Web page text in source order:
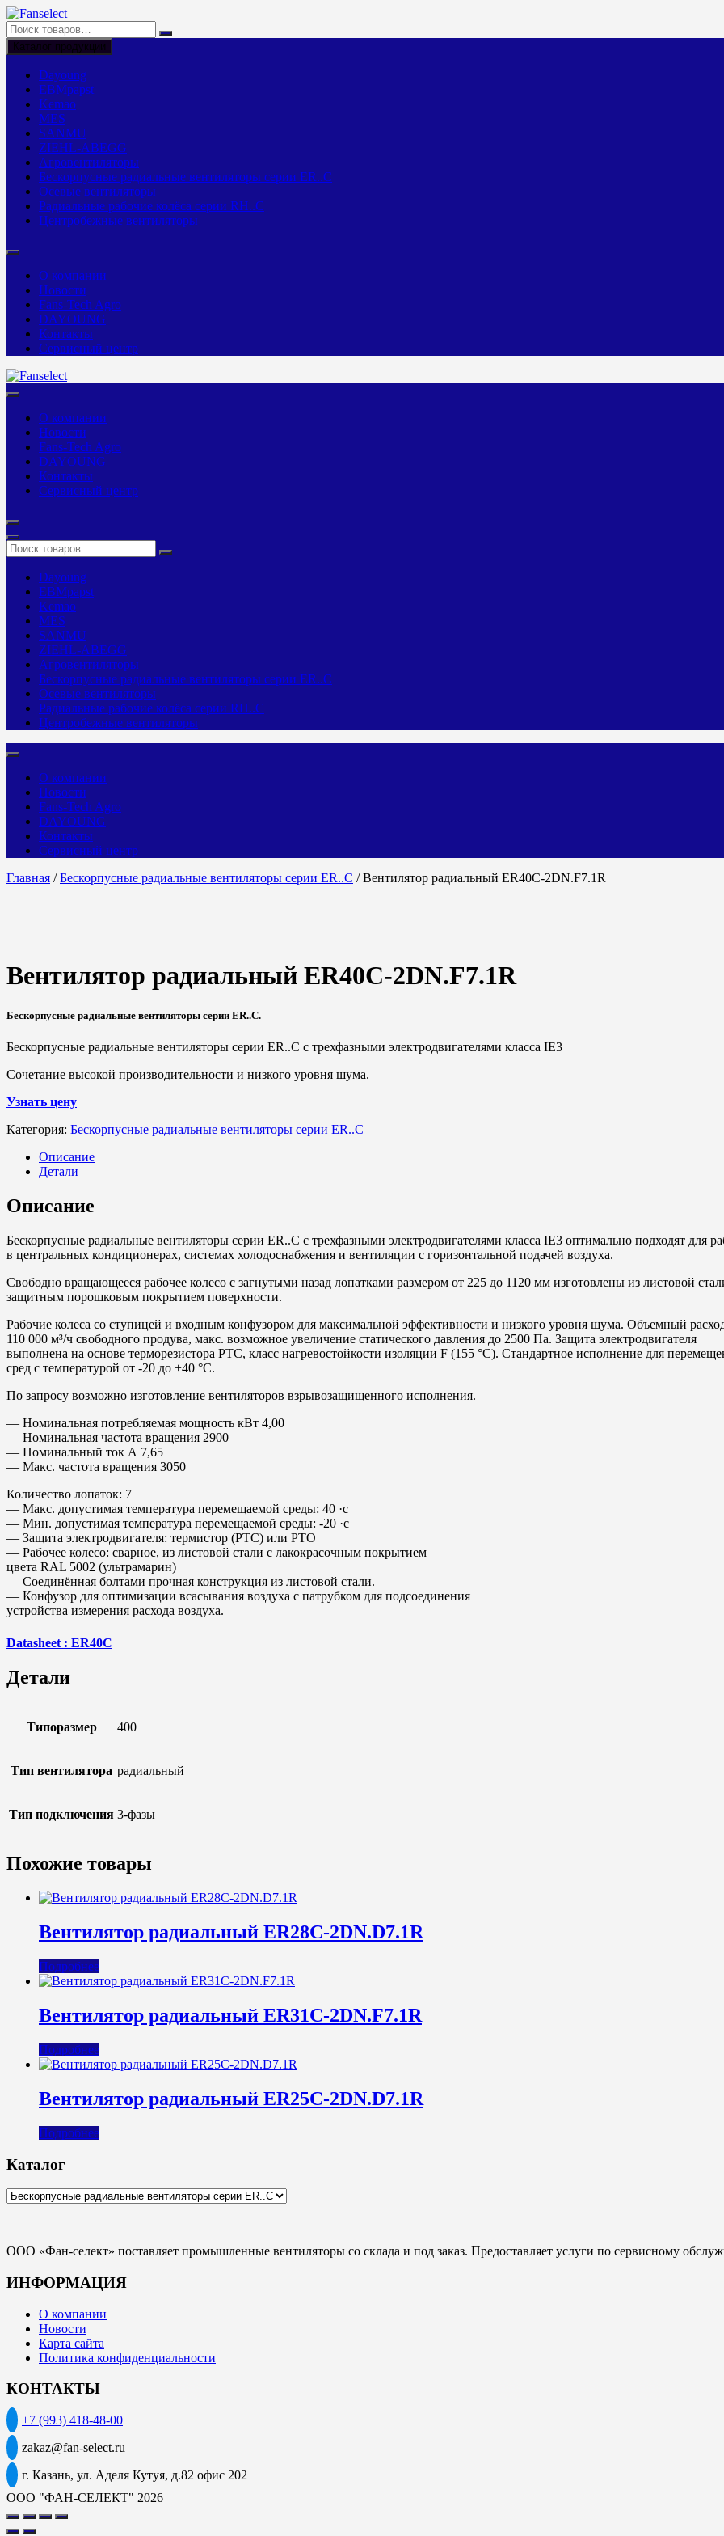
Перейти
к
содержимому
Каталог продукции
Dayoung
EBMpapst
Kemao
MES
SANMU
ZIEHL-ABEGG
Агровентиляторы
Бескорпусные радиальные вентиляторы серии ER..C
Осевые вентиляторы
Радиальные рабочие колёса серии RH..C
Центробежные вентиляторы
О компании
Новости
Fans-Tech Agro
DAYOUNG
Контакты
Сервисный центр
О компании
Новости
Fans-Tech Agro
DAYOUNG
Контакты
Сервисный центр
Dayoung
EBMpapst
Kemao
MES
SANMU
ZIEHL-ABEGG
Агровентиляторы
Бескорпусные радиальные вентиляторы серии ER..C
Осевые вентиляторы
Радиальные рабочие колёса серии RH..C
Центробежные вентиляторы
О компании
Новости
Fans-Tech Agro
DAYOUNG
Контакты
Сервисный центр
Главная /Бескорпусные радиальные вентиляторы серии ER..C / Вентилятор радиальный ER40C-2DN.F7.1R
Вентилятор радиальный ER40C-2DN.F7.1R
Бескорпусные радиальные вентиляторы серии ER..C.
Бескорпусные радиальные вентиляторы серии ER..C с трехфазными электродвигателями класса IE3
Сочетание высокой производительности и низкого уровня шума.
Узнать цену
Категория: Бескорпусные радиальные вентиляторы серии ER..C
Описание
Детали
Описание
Бескорпусные радиальные вентиляторы серии ER..C с трехфазными электродвигателями класса IE3 оптимально подходят для
в центральных кондиционерах, системах холодоснабжения и вентиляции с горизонтальной подачей воздуха.
Свободно вращающееся рабочее колесо с загнутыми назад лопатками размером от 225 до 1120 мм изготовлены из листовой
защитным порошковым покрытием поверхности.
Рабочие колеса со ступицей и входным конфузором для максимальной эффективности и низкого уровня шума. Объемный
110 000 м³/ч свободного продува, макс. возможное увеличение статического давления до 2500 Па. Защита электродвигателя
выполнена на основе терморезистора PTC, класс нагревостойкости изоляции F (155 °С). Стандартное исполнение для
сред с температурой от -20 до +40 °С.
По запросу возможно изготовление вентиляторов взрывозащищенного исполнения.
— Номинальная потребляемая мощность кВт 4,00
— Номинальная частота вращения 2900
— Номинальный ток А 7,65
— Макс. частота вращения 3050
Количество лопаток: 7
— Макс. допустимая температура перемещаемой среды: 40 ·с
— Мин. допустимая температура перемещаемой среды: -20 ·с
— Защита электродвигателя: термистор (РТС) или РТО
— Рабочее колесо: сварное, из листовой стали с лакокрасочным покрытием
цвета RAL 5002 (ультрамарин)
— Соединённая болтами прочная конструкция из листовой стали.
— Конфузор для оптимизации всасывания воздуха с патрубком для подсоединения
устройства измерения расхода воздуха.
Datasheet : ER40C
Детали
Типоразмер 400
Тип вентилятора радиальный
Тип подключения 3-фазы
Похожие товары
Вентилятор радиальный ER28C-2DN.D7.1R
Подробнее
Вентилятор радиальный ER31C-2DN.F7.1R
Подробнее
Вентилятор радиальный ER25C-2DN.D7.1R
Подробнее
Каталог
ООО «Фан-селект» поставляет промышленные вентиляторы со склада и под заказ. Предоставляет услуги по сервисному
ИНФОРМАЦИЯ
О компании
Новости
Карта сайта
Политика конфиденциальности
КОНТАКТЫ
+7 (993) 418-48-00
zakaz@fan-select.ru
г. Казань, ул. Аделя Кутуя, д.82 офис 202
ООО "ФАН-СЕЛЕКТ" 2026